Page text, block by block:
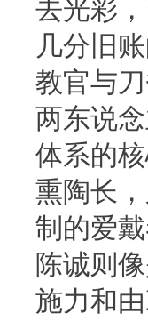
去光彩
几分旧账
教官与
两东说
体系的
熏陶长
制的爱
陈诚则
施力和